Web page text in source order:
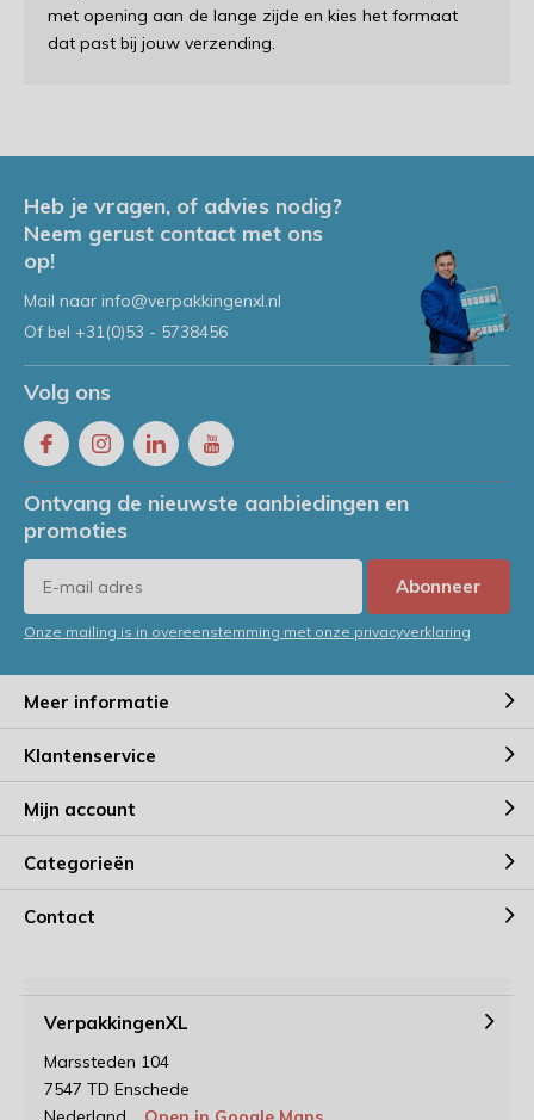
met opening aan de lange zijde en kies het formaat
dat past bij jouw verzending.
Heb je vragen, of advies nodig?
Neem gerust contact met ons
op!
Mail naar info@verpakkingenxl.nl
Of bel +31(0)53 - 5738456
Volg ons
Ontvang de nieuwste aanbiedingen en
promoties
Abonneer
Onze mailing is in overeenstemming met onze privacyverklaring
Meer informatie
Klantenservice
Mijn account
Categorieën
Contact
VerpakkingenXL
Marssteden 104
7547 TD Enschede